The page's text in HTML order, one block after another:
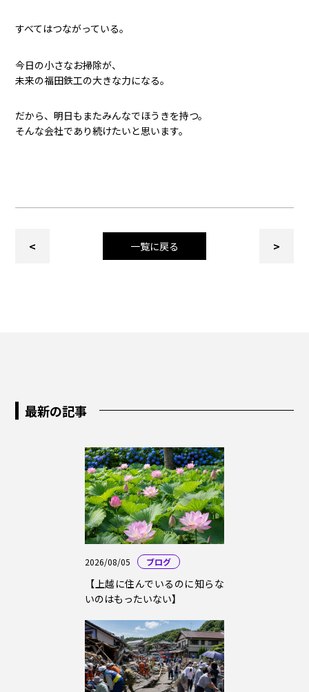
すべてはつながっている。
今日の小さなお掃除が、
未来の福田鉄工の大きな力になる。
だから、明日もまたみんなでほうきを持つ。
そんな会社であり続けたいと思います。
< 一覧に戻る >
最新の記事
2026/08/05 ブログ
【上越に住んでいるのに知らな
いのはもったいない】